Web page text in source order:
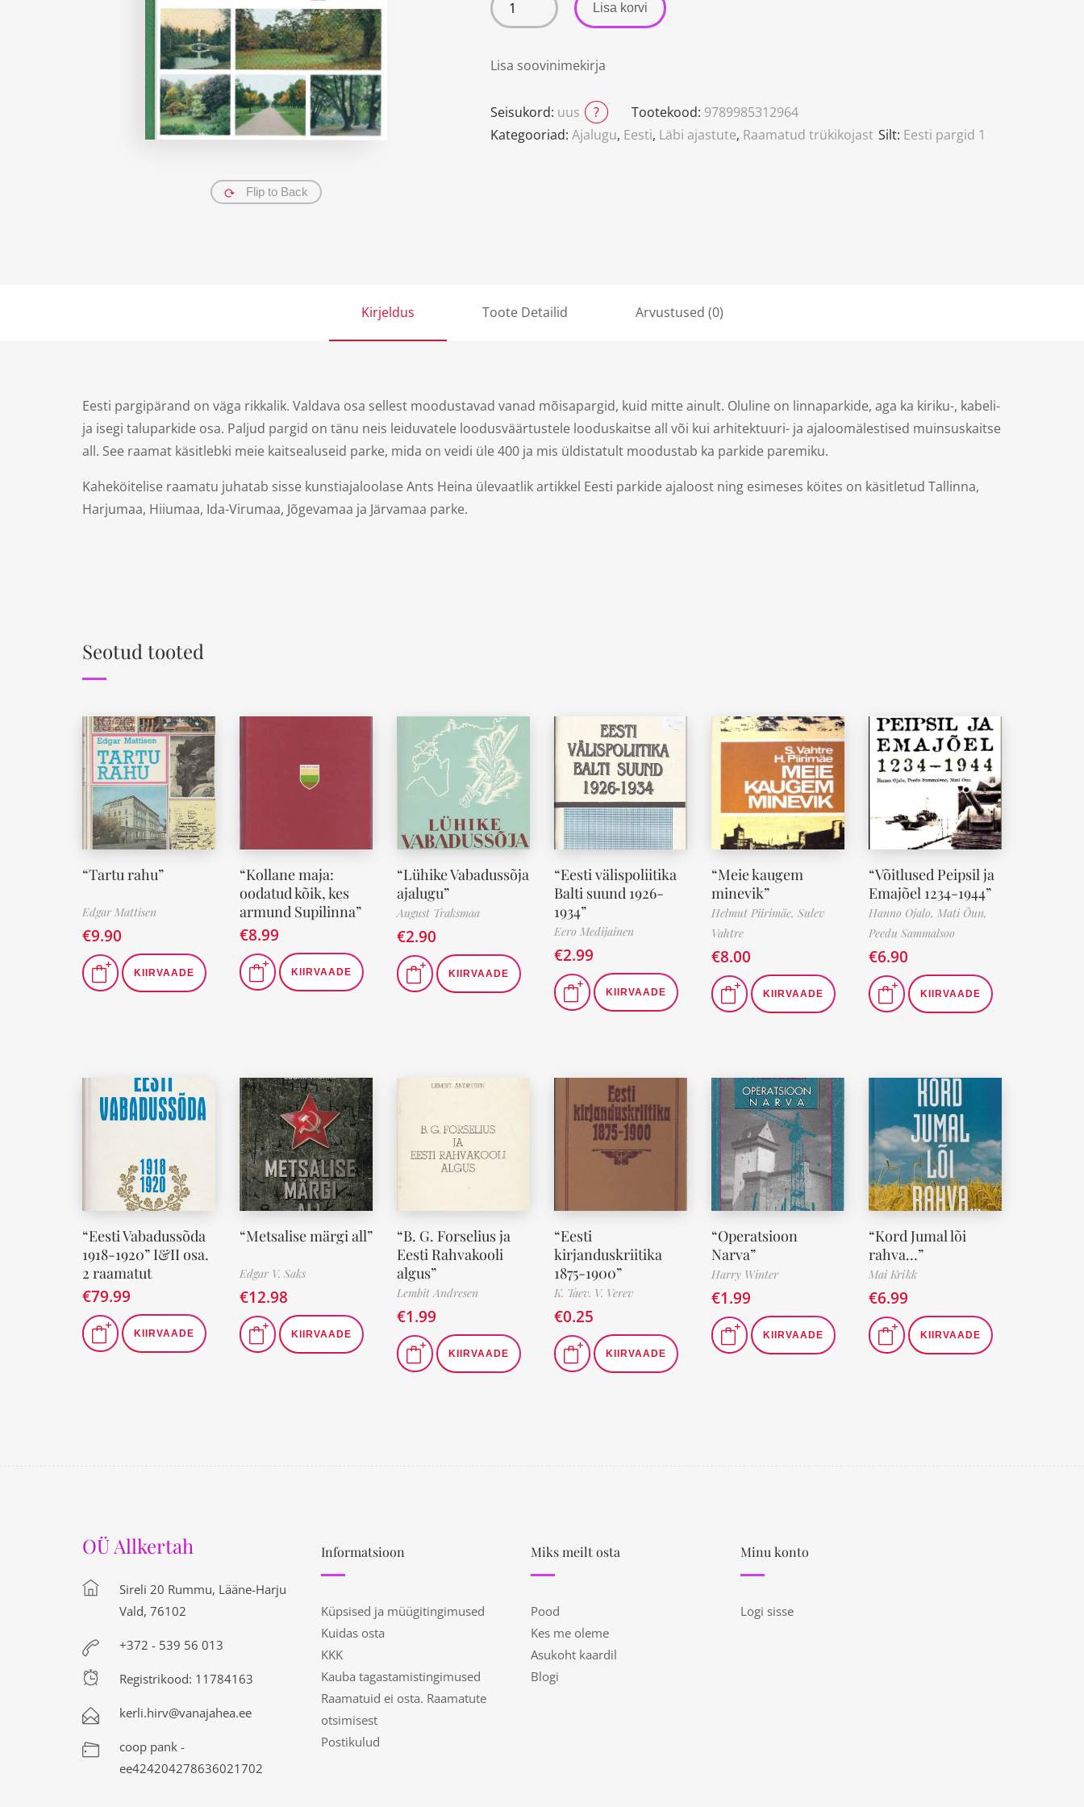
Flip to Back
Lisa korvi
Lisa soovinimekirja
Seisukord: uus ? Tootekood: 9789985312964
Kategooriad: Ajalugu, Eesti, Läbi ajastute, Raamatud trükikojast Silt: Eesti pargid 1
Kirjeldus Toote Detailid Arvustused (0)
Eesti pargipärand on väga rikkalik. Valdava osa sellest moodustavad vanad mõisapargid, kuid mitte ainult. Oluline on linnaparkide, aga ka kiriku-, kabeli-
ja isegi taluparkide osa. Paljud pargid on tänu neis leiduvatele loodusväärtustele looduskaitse all või kui arhitektuuri- ja ajaloomälestised muinsuskaitse
all. See raamat käsitlebki meie kaitsealuseid parke, mida on veidi üle 400 ja mis üldistatult moodustab ka parkide paremiku.
Kaheköitelise raamatu juhatab sisse kunstiajaloolase Ants Heina ülevaatlik artikkel Eesti parkide ajaloost ning esimeses köites on käsitletud Tallinna,
Harjumaa, Hiiumaa, Ida-Virumaa, Jõgevamaa ja Järvamaa parke.
Seotud tooted
“Tartu rahu”
Edgar Mattisen
€9.90
KIIRVAADE
“Kollane maja:
oodatud kõik, kes
armund Supilinna”
€8.99
KIIRVAADE
“Lühike Vabadussõja
ajalugu”
August Traksmaa
€2.90
KIIRVAADE
“Eesti välispoliitika
Balti suund 1926-
1934”
Eero Medijainen
€2.99
KIIRVAADE
“Meie kaugem
minevik”
Helmut Piirimäe, Sulev
Vahtre
€8.00
KIIRVAADE
“Võitlused Peipsil ja
Emajõel 1234-1944”
Hanno Ojalo, Mati Õun,
Peedu Sammalsoo
€6.90
KIIRVAADE
“Eesti Vabadussõda
1918-1920” I&II osa.
2 raamatut
€79.99
KIIRVAADE
“Metsalise märgi all”
Edgar V. Saks
€12.98
KIIRVAADE
“B. G. Forselius ja
Eesti Rahvakooli
algus”
Lembit Andresen
€1.99
KIIRVAADE
“Eesti
kirjanduskriitika
1875-1900”
K. Taev. V. Verev
€0.25
KIIRVAADE
“Operatsioon
Narva”
Harry Winter
€1.99
KIIRVAADE
“Kord Jumal lõi
rahva…”
Mai Krikk
€6.99
KIIRVAADE
OÜ Allkertah
Sireli 20 Rummu, Lääne-Harju
Vald, 76102
+372 - 539 56 013
Registrikood: 11784163
kerli.hirv@vanajahea.ee
coop pank -
ee424204278636021702
Informatsioon
Küpsised ja müügitingimused
Kuidas osta
KKK
Kauba tagastamistingimused
Raamatuid ei osta. Raamatute
otsimisest
Postikulud
Miks meilt osta
Pood
Kes me oleme
Asukoht kaardil
Blogi
Minu konto
Logi sisse